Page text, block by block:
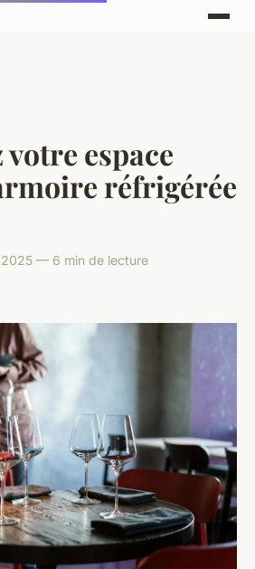
espace
réfrigérée
— 6 min de lecture